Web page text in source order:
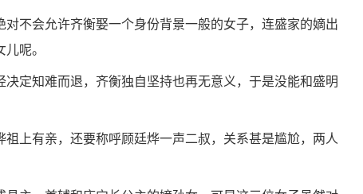
不会允许齐衡娶一个身份背景一般的女子，连盛家的嫡出
呢。
定知难而退，齐衡独自坚持也再无意义，于是没能和盛明
上有亲，还要称呼顾廷烨一声二叔，关系甚是尴尬，两人